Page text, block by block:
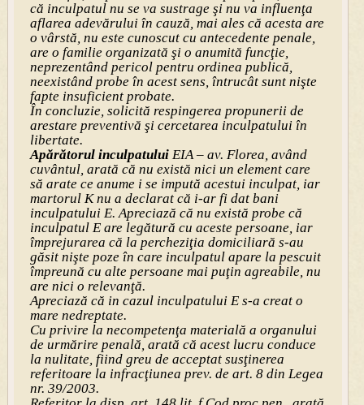
că inculpatul nu se va sustrage şi nu va influenţa
aflarea adevărului în cauză, mai ales că acesta are
o vârstă, nu este cunoscut cu antecedente penale,
are o familie organizată şi o anumită funcţie,
neprezentând pericol pentru ordinea publică,
neexistând probe în acest sens, întrucât sunt nişte
fapte insuficient probate.
În concluzie, solicită respingerea propunerii de
arestare preventivă şi cercetarea inculpatului în
libertate.
Apărătorul inculpatului EIA – av. Florea, având
cuvântul, arată că nu există nici un element care
să arate ce anume i se impută acestui inculpat, iar
martorul K nu a declarat că i-ar fi dat bani
inculpatului E. Apreciază că nu există probe că
inculpatul E are legătură cu aceste persoane, iar
împrejurarea că la percheziţia domiciliară s-au
găsit nişte poze în care inculpatul apare la pescuit
împreună cu alte persoane mai puţin agreabile, nu
are nici o relevanţă.
Apreciază că in cazul inculpatului E s-a creat o
mare nedreptate.
Cu privire la necompetenţa materială a organului
de urmărire penală, arată că acest lucru conduce
la nulitate, fiind greu de acceptat susţinerea
referitoare la infracţiunea prev. de art. 8 din Legea
nr. 39/2003.